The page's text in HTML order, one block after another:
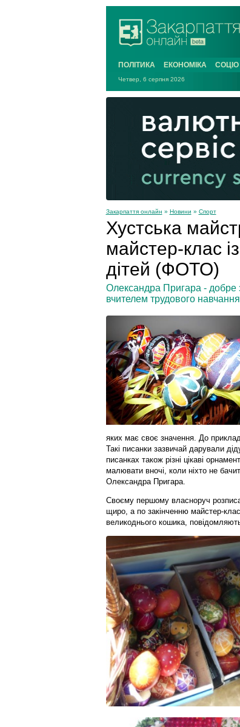
ПОЛІТИКА ЕКОНОМІКА СОЦІО
Четвер, 6 серпня 2026
Закарпаття онлайн » Новини » Спорт
Хустська
майстер-клас
дітей (ФОТО)
Олександра Пригара - добре
вчителем трудового навчання
яких має своє значення. До
Такі писанки зазвичай дарували
писанках також різні цікаві
малювати вночі, коли ніхто не
Олександра Пригара.
Своєму першому власноруч
щиро, а по закінченню майстер-
великоднього кошика,